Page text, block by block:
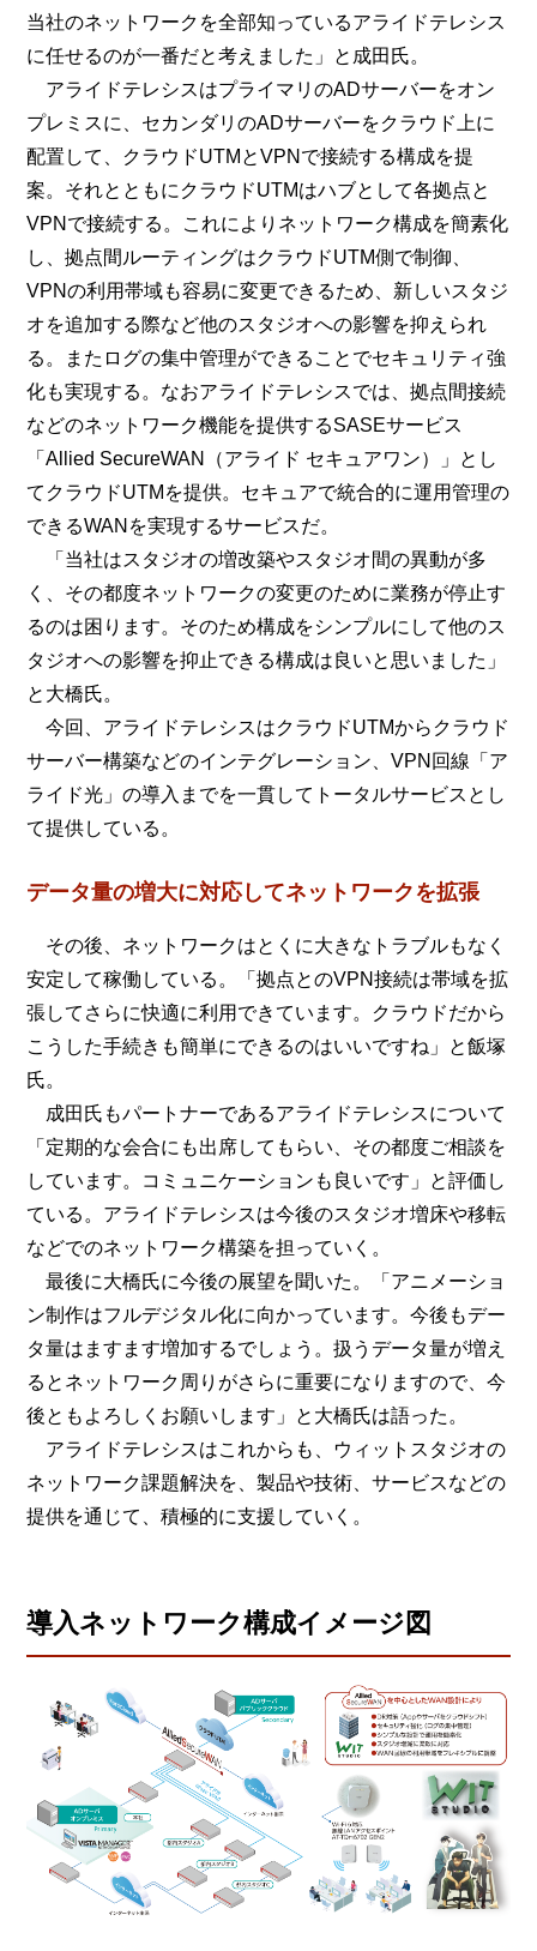
当社のネットワークを全部知っているアライドテレシス
に任せるのが一番だと考えました」と成田氏。
アライドテレシスはプライマリのADサーバーをオン
プレミスに、セカンダリのADサーバーをクラウド上に
配置して、クラウドUTMとVPNで接続する構成を提
案。それとともにクラウドUTMはハブとして各拠点と
VPNで接続する。これによりネットワーク構成を簡素化
し、拠点間ルーティングはクラウドUTM側で制御、
VPNの利用帯域も容易に変更できるため、新しいスタジ
オを追加する際など他のスタジオへの影響を抑えられ
る。またログの集中管理ができることでセキュリティ強
化も実現する。なおアライドテレシスでは、拠点間接続
などのネットワーク機能を提供するSASEサービス
「Allied SecureWAN（アライド セキュアワン）」とし
てクラウドUTMを提供。セキュアで統合的に運用管理の
できるWANを実現するサービスだ。
「当社はスタジオの増改築やスタジオ間の異動が多
く、その都度ネットワークの変更のために業務が停止す
るのは困ります。そのため構成をシンプルにして他のス
タジオへの影響を抑止できる構成は良いと思いました」
と大橋氏。
今回、アライドテレシスはクラウドUTMからクラウド
サーバー構築などのインテグレーション、VPN回線「ア
ライド光」の導入までを一貫してトータルサービスとし
て提供している。
データ量の増大に対応してネットワークを拡張
その後、ネットワークはとくに大きなトラブルもなく
安定して稼働している。「拠点とのVPN接続は帯域を拡
張してさらに快適に利用できています。クラウドだから
こうした手続きも簡単にできるのはいいですね」と飯塚
氏。
成田氏もパートナーであるアライドテレシスについて
「定期的な会合にも出席してもらい、その都度ご相談を
しています。コミュニケーションも良いです」と評価し
ている。アライドテレシスは今後のスタジオ増床や移転
などでのネットワーク構築を担っていく。
最後に大橋氏に今後の展望を聞いた。「アニメーショ
ン制作はフルデジタル化に向かっています。今後もデー
タ量はますます増加するでしょう。扱うデータ量が増え
るとネットワーク周りがさらに重要になりますので、今
後ともよろしくお願いします」と大橋氏は語った。
アライドテレシスはこれからも、ウィットスタジオの
ネットワーク課題解決を、製品や技術、サービスなどの
提供を通じて、積極的に支援していく。
導入ネットワーク構成イメージ図